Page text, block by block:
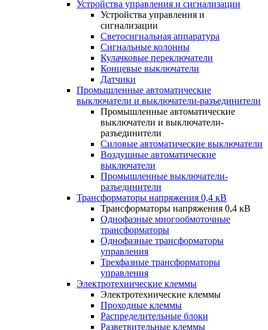
Устройства управления и сигнализации
Устройства управления и
сигнализации
Светосигнальная аппаратура
Сигнальные колонны
Кулачковые переключатели
Концевые выключатели
Датчики
Промышленные автоматические
выключатели и выключатели-разъединители
Промышленные автоматические
выключатели и выключатели-
разъединители
Силовые автоматические выключатели
Воздушные автоматические
выключатели
Промышленные выключатели-
разъединители
Трансформаторы напряжения 0,4 кВ
Трансформаторы напряжения 0,4 кВ
Однофазные многообмоточные
трансформаторы
Однофазные трансформаторы
управления
Трехфазные трансформаторы
управления
Электротехнические клеммы
Электротехнические клеммы
Проходные клеммы
Распределительные блоки
Разветвительные клеммы